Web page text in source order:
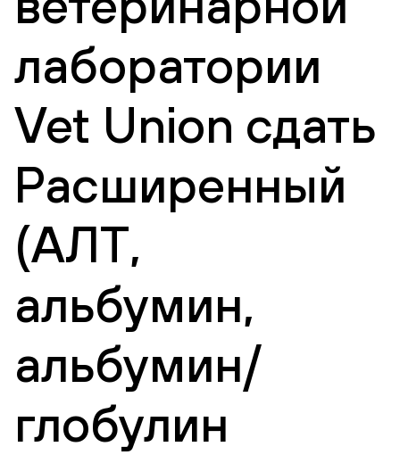
лаборатории
Vet Union сдать
Расширенный
(АЛТ,
альбумин,
альбумин/
глобулин